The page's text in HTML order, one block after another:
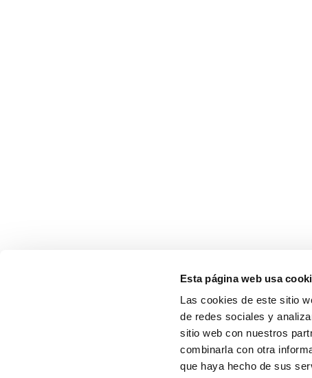
Esta página web usa
Las cookies de este sitio
de redes sociales y
sitio web con nuestros
combinarla con otra
que haya hecho de sus